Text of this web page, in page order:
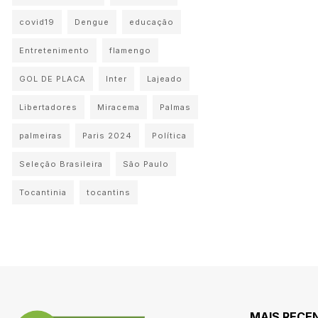
covid19 Dengue educação
Entretenimento flamengo
GOL DE PLACA Inter Lajeado
Libertadores Miracema Palmas
palmeiras Paris 2024 Política
Seleção Brasileira São Paulo
Tocantinia tocantins